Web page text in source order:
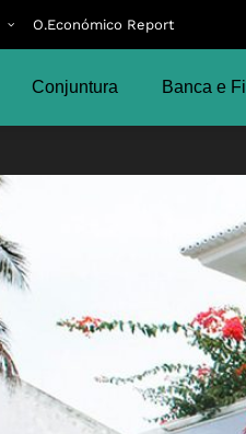
O.Económico Report
Conjuntura Banca e